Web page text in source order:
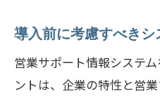
導入前に考慮すべきシ
営業サポート情報システ
ントは、企業の特性と営